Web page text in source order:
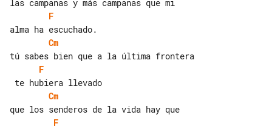
F
Cm
F
Cm
F